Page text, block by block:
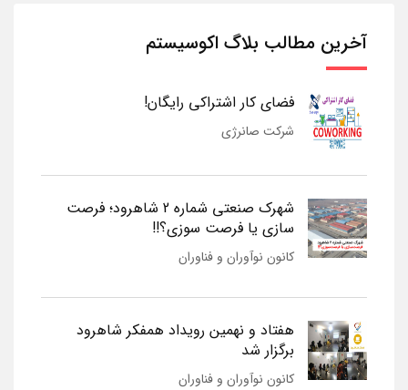
آخرین مطالب بلاگ اکوسیستم
فضای کار اشتراکی رایگان!
شرکت صانرژی
شهرک صنعتی شماره 2 شاهرود؛ فرصت
سازی یا فرصت سوزی؟!!
کانون نوآوران و فناوران
هفتاد و نهمین رویداد همفکر شاهرود
برگزار شد
کانون نوآوران و فناوران